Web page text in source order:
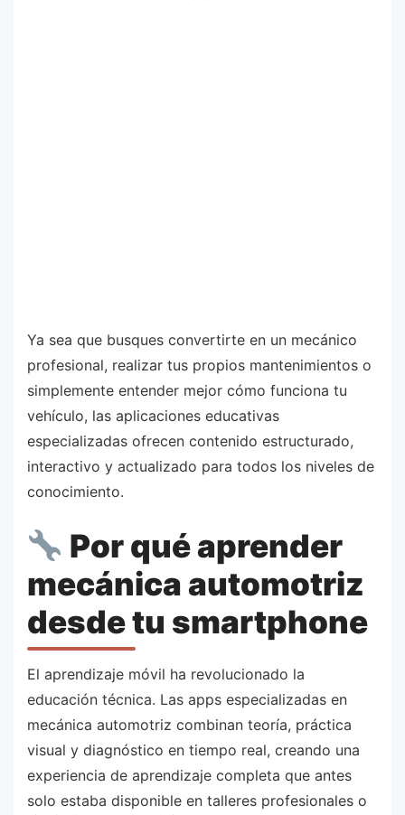
Ya sea que busques convertirte en un mecánico
profesional, realizar tus propios mantenimientos o
simplemente entender mejor cómo funciona tu
vehículo, las aplicaciones educativas
especializadas ofrecen contenido estructurado,
interactivo y actualizado para todos los niveles de
conocimiento.
Por qué aprender
mecánica automotriz
desde tu smartphone
El aprendizaje móvil ha revolucionado la
educación técnica. Las apps especializadas en
mecánica automotriz combinan teoría, práctica
visual y diagnóstico en tiempo real, creando una
experiencia de aprendizaje completa que antes
solo estaba disponible en talleres profesionales o